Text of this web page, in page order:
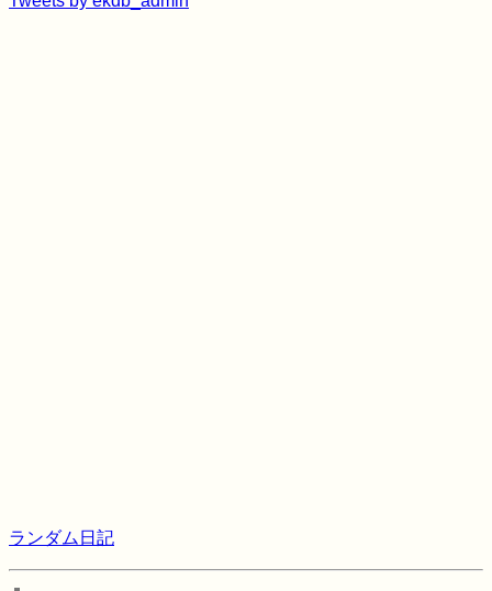
ランダム日記